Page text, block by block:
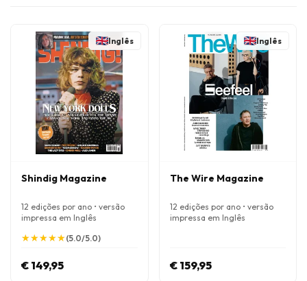
Inglês
Shindig Magazine
12 edições por ano • versão
impressa em Inglês
★
★★
★★
★★
★★
★(5.0/5.0)
€ 149,95
Inglês
The Wire Magazine
12 edições por ano • versão
impressa em Inglês
€ 159,95